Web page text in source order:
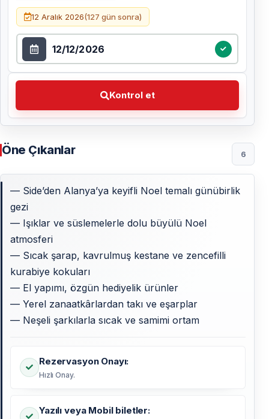
12 Aralık 2026(127 gün sonra) Tarih seçin
Kontrol et
Kontrol et Tercih ettiğiniz tarihi seçin
Öne Çıkanlar 6
— Side’den Alanya’ya keyifli Noel temalı günübirlik
gezi
— Işıklar ve süslemelerle dolu büyülü Noel
atmosferi
— Sıcak şarap, kavrulmuş kestane ve zencefilli
kurabiye kokuları
— El yapımı, özgün hediyelik ürünler
— Yerel zanaatkârlardan takı ve eşarplar
— Neşeli şarkılarla sıcak ve samimi ortam
Rezervasyon Onayı:
Hızlı Onay.
Yazılı veya Mobil biletler: